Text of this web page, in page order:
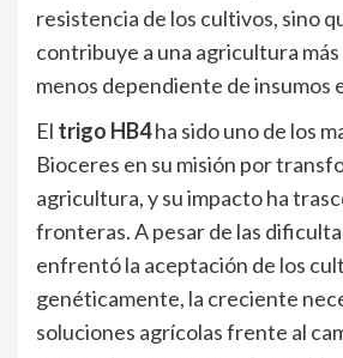
resistencia de los cultivos, sino
contribuye a una agricultura
menos dependiente de insumos
El trigo HB4ha sido uno de los
Bioceres en su misión por
agricultura, y su impacto ha
fronteras. A pesar de las
enfrentó la aceptación de los
genéticamente, la creciente
soluciones agrícolas frente al